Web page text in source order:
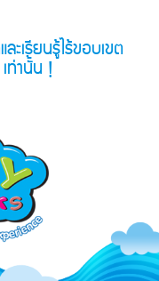
เรียนรู้ไร้ขอบเขต
ท่านั้น !